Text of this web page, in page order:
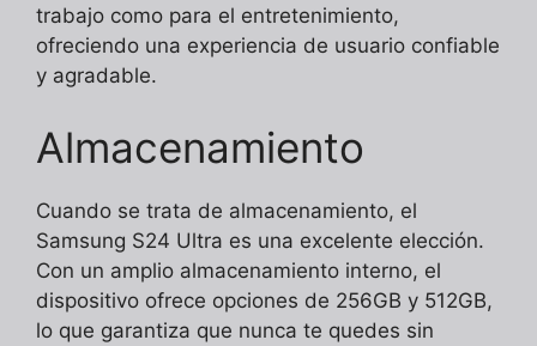
trabajo como para el entretenimiento,
ofreciendo una experiencia de usuario confiable
y agradable.
Almacenamiento
Cuando se trata de almacenamiento, el
Samsung S24 Ultra es una excelente elección.
Con un amplio almacenamiento interno, el
dispositivo ofrece opciones de 256GB y 512GB,
lo que garantiza que nunca te quedes sin